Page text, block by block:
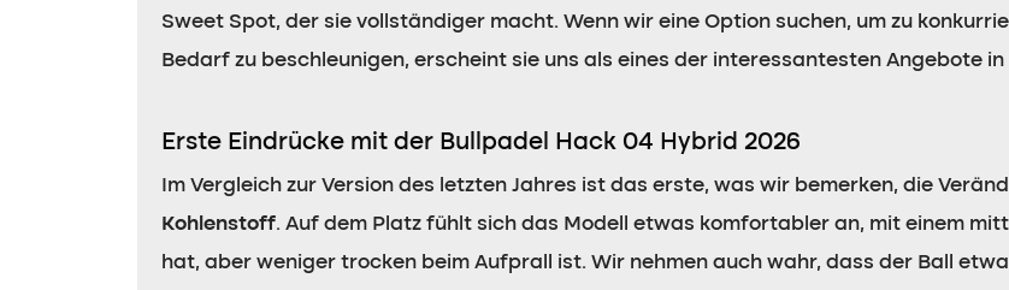
Sweet Spot, der sie vollständiger macht. Wenn wir eine Option suchen, um zu
Bedarf zu beschleunigen, erscheint sie uns als eines der interessantesten Angebote in
Erste Eindrücke mit der Bullpadel Hack 04 Hybrid 2026
Im Vergleich zur Version des letzten Jahres ist das erste, was wir bemerken, die
Kohlenstoff. Auf dem Platz fühlt sich das Modell etwas komfortabler an, mit einem
hat, aber weniger trocken beim Aufprall ist. Wir nehmen auch wahr, dass der Ball